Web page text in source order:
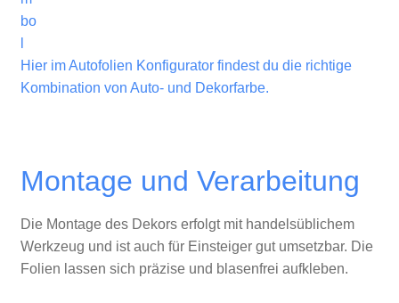
Hier im Autofolien Konfigurator findest du die richtige
Kombination von Auto- und Dekorfarbe.
Montage und Verarbeitung
Die Montage des Dekors erfolgt mit handelsüblichem
Werkzeug und ist auch für Einsteiger gut umsetzbar. Die
Folien lassen sich präzise und blasenfrei aufkleben.